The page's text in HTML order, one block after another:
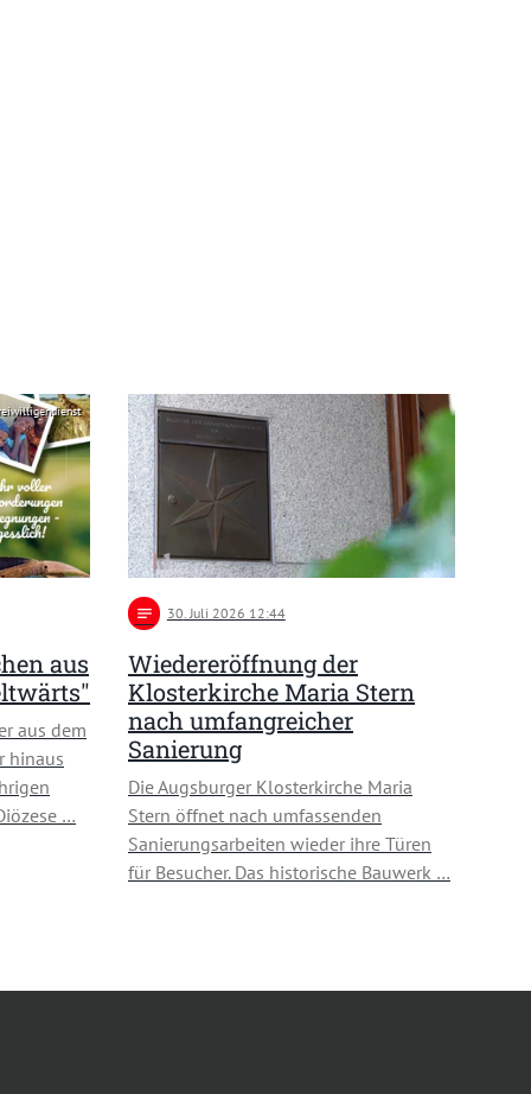
aus
aus dem
hinaus
…
notes 30 . Juli 2026 12:44
Wiedereröffnung der
Klosterkirche Maria Stern
nach umfangreicher
Sanierung
Die Augsburger Klosterkirche Maria
Stern öffnet nach umfassenden
Sanierungsarbeiten wieder ihre Türen
für Besucher. Das historische Bauwerk …